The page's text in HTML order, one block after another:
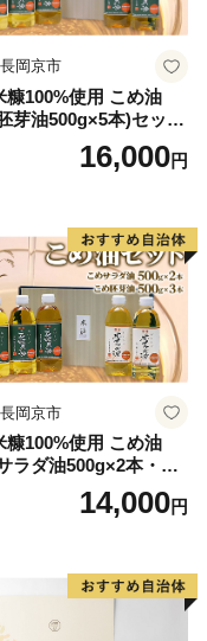
岡京市
糠100%使用 こめ油
芽油500g×5本)セット
16,000円
岡京市
糠100%使用 こめ油
ラダ油500g×2本・こ
油500g×3本)セット [1
14,000円